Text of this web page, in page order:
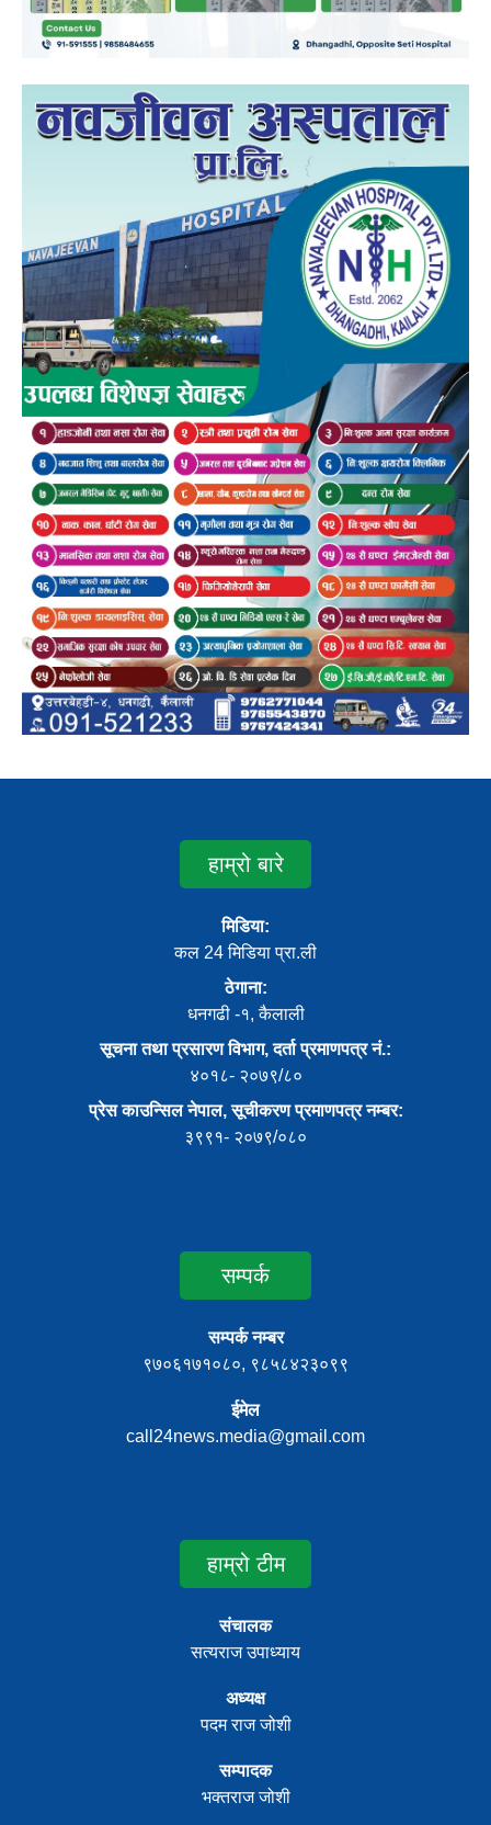
हाम्रो बारे
मिडिया:
कल 24 मिडिया प्रा.ली
ठेगाना:
धनगढी -१, कैलाली
सूचना तथा प्रसारण विभाग, दर्ता प्रमाणपत्र नं.:
४०१८- २०७९/८०
प्रेस काउन्सिल नेपाल, सूचीकरण प्रमाणपत्र नम्बर:
३९९१- २०७९/०८०
सम्पर्क
सम्पर्क नम्बर
९७०६१७१०८०, ९८५८४२३०९९
ईमेल
call24news.media@gmail.com
हाम्रो टीम
संचालक
सत्यराज उपाध्याय
अध्यक्ष
पदम राज जोशी
सम्पादक
भक्तराज जोशी